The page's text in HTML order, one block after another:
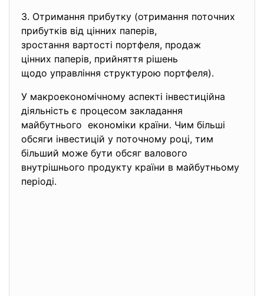
3. Отримання прибутку (отримання поточних
прибутків від цінних паперів,
зростання вартості портфеля, продаж
цінних паперів, прийняття рішень
щодо управління структурою портфеля).
У макроекономічному аспекті інвестиційна
діяльність є процесом закладання
майбутнього економіки країни. Чим більші
обсяги інвестицій у поточному році, тим
більший може бути обсяг валового
внутрішнього продукту країни в майбутньому
періоді.